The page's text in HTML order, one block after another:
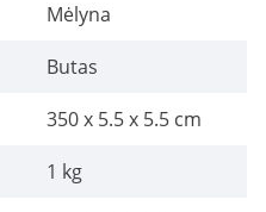
Mėlyna
Butas
350 x 5.5 x 5.5 cm
1 kg